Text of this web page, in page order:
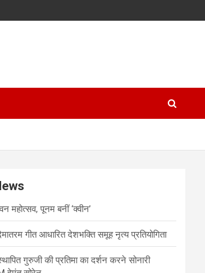
महोत्सव, पूनम बनीं ‘क्वीन’
गीत आधारित देशभक्ति समूह नृत्य प्रतियोगिता
गुरुजी की प्रतिमा का दर्शन करने सोनारी